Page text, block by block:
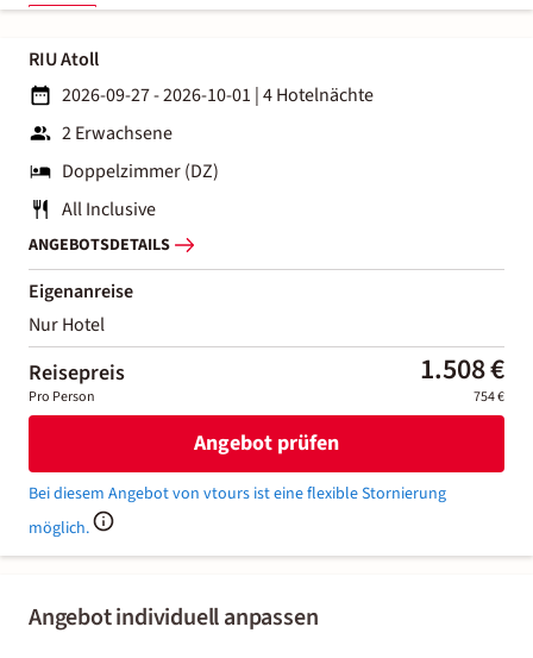
Angebot individuell anpassen
RIU Atoll
2026-09-27 - 2026-10-01 |4 Hotelnächte
2 Erwachsene
Doppelzimmer (DZ)
All Inclusive
ANGEBOTSDETAILS
Eigenanreise
Nur Hotel
Reisepreis 1.508 €
Pro Person 754 €
Angebot prüfen
Bei diesem Angebot von vtours ist eine flexible Stornierung
möglich.